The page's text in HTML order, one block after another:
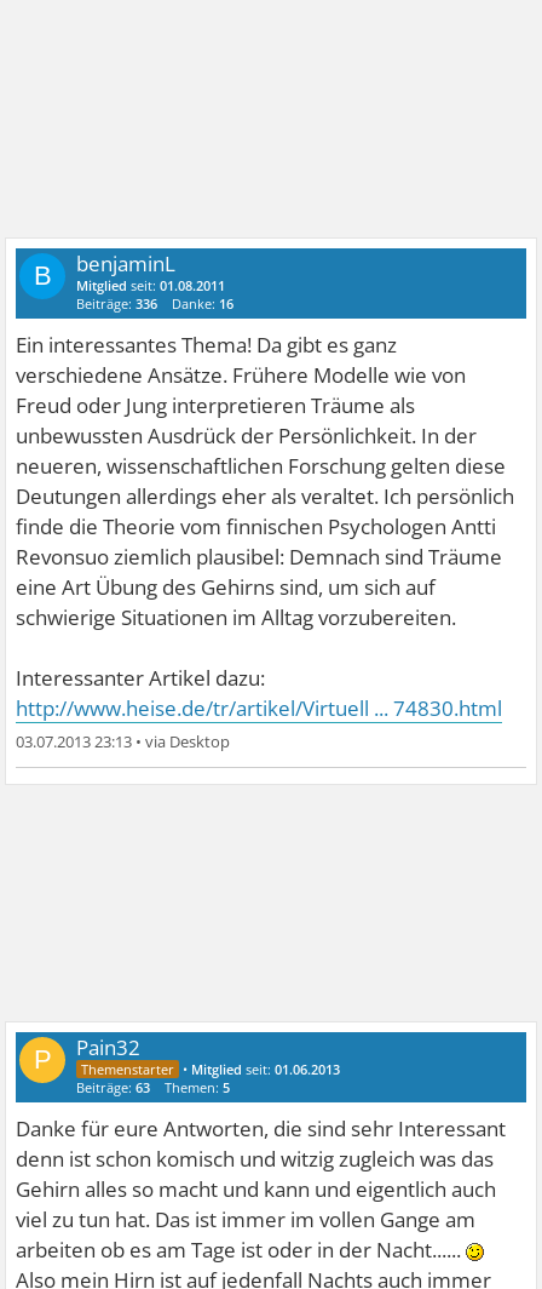
B benjaminL
Mitglied seit:01.08.2011
Beiträge:336 Danke: 16
Ein interessantes Thema! Da gibt es ganz
verschiedene Ansätze. Frühere Modelle wie von
Freud oder Jung interpretieren Träume als
unbewussten Ausdrück der Persönlichkeit. In der
neueren, wissenschaftlichen Forschung gelten diese
Deutungen allerdings eher als veraltet. Ich persönlich
finde die Theorie vom finnischen Psychologen Antti
Revonsuo ziemlich plausibel: Demnach sind Träume
eine Art Übung des Gehirns sind, um sich auf
schwierige Situationen im Alltag vorzubereiten.
Interessanter Artikel dazu:
http://www.heise.de/tr/artikel/Virtuell ... 74830.html
03.07.2013 23:13 •
P Pain32
• Mitglied seit:01.06.2013
Beiträge:63 Themen:5
Danke für eure Antworten, die sind sehr Interessant
denn ist schon komisch und witzig zugleich was das
Gehirn alles so macht und kann und eigentlich auch
viel zu tun hat. Das ist immer im vollen Gange am
arbeiten ob es am Tage ist oder in der Nacht......
Also mein Hirn ist auf jedenfall Nachts auch immer